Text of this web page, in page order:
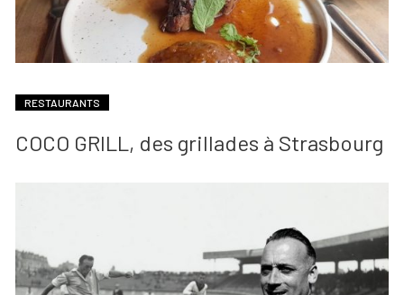
RESTAURANTS
COCO GRILL, des grillades à Strasbourg